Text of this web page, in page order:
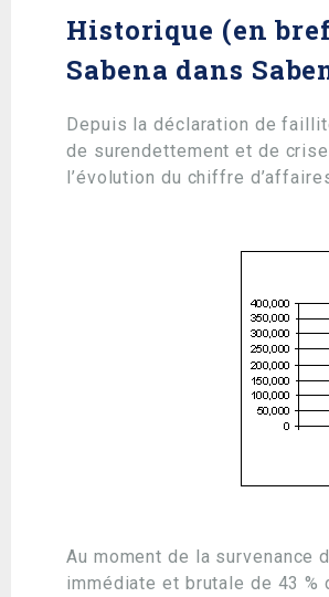
Historique (en
Sabena dans
Depuis la déclaration de
de surendettement et de
l’évolution du chiffre
Au moment de la survenance
immédiate et brutale de 43